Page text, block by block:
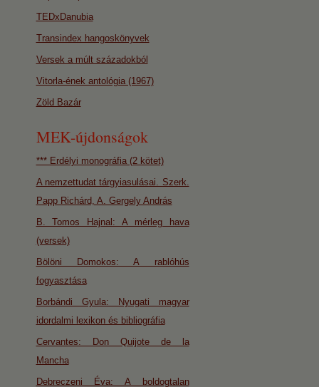
TEDxDanubia
Transindex hangoskönyvek
Versek a múlt századokból
Vitorla-ének antológia (1967)
Zöld Bazár
MEK-újdonságok
*** Erdélyi monográfia (2 kötet)
A nemzettudat tárgyiasulásai. Szerk.
Papp Richárd, A. Gergely András
B. Tomos Hajnal: A mérleg hava
(versek)
Bölöni Domokos: A rablóhús
fogyasztása
Borbándi Gyula: Nyugati magyar
idordalmi lexikon és bibliográfia
Cervantes: Don Quijote de la
Mancha
Debreczeni Éva: A boldogtalan